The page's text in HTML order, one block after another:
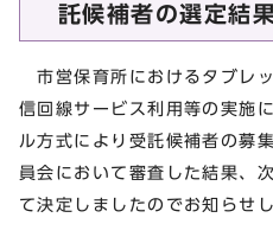
託候補者の選定結
市営保育所におけるタブレ
信回線サービス利用等の実施
ル方式により受託候補者の募
員会において審査した結果、
て決定しましたのでお知らせし